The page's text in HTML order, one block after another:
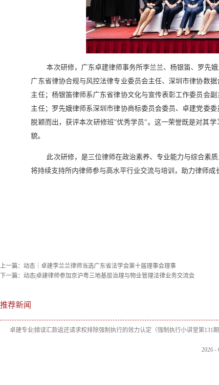
本次研修，广东卓建律师事务所李兰兰、杨银笛、罗先
广东省律协合规与风控法律专业委员会主任、深圳市律协数
主任；杨银笛律师系广东省律协文化与宣传表彰工作委员会
主任；罗先娥律师系深圳市律协商标委员会委员、卓建党委
脱颖而出，获评本次研修班”优秀学员”。这一荣誉既是对其
貌。
此次研修，是三位律师在政治素养、专业能力与综合素
将持续支持所内律师参与高水平行业交流与培训，助力律师成
上一篇： 动态｜卓建李兰兰律师当选广东省法学会第十届理事会理事
下一篇： 动态|卓建律师参加京沪粤三地基层治理与物业管理法律业务交流会
推荐新闻
卓建专业|错误汇款返还请求权排除强制执行的效力认定（强制执行小讲堂第131
2026 -